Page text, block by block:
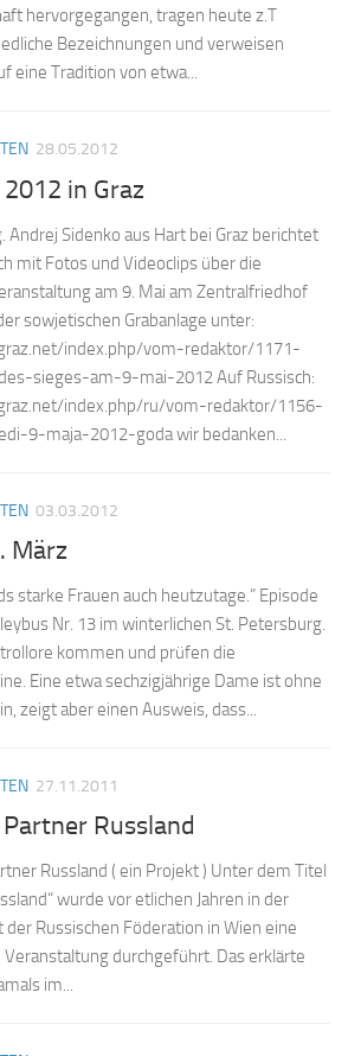
hervorgegangen, tragen heute z.T
Bezeichnungen und verweisen
eine Tradition von etwa...
28.05.2012
in Graz
Andrej Sidenko aus Hart bei Graz berichtet
mit Fotos und Videoclips über die
am 9. Mai am Zentralfriedhof
sowjetischen Grabanlage unter:
index.php/vom-redaktor/1171-
sieges-am-9-mai-2012 Auf Russisch:
index.php/ru/vom-redaktor/1156-
9-maja-2012-goda wir bedanken...
03.03.2012
März
starke Frauen auch heutzutage.” Episode
Nr. 13 im winterlichen St. Petersburg.
kommen und prüfen die
Eine etwa sechzigjährige Dame ist ohne
zeigt aber einen Ausweis, dass...
27.11.2011
Russland
Russland ( ein Projekt ) Unter dem Titel
wurde vor etlichen Jahren in der
der Russischen Föderation in Wien eine
durchgeführt. Das erklärte
im...